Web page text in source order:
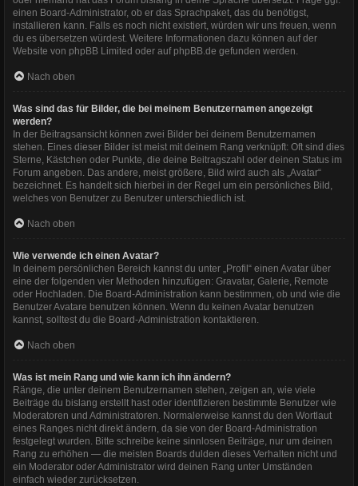
einen Board-Administrator, ob er das Sprachpaket, das du benötigst,
installieren kann. Falls es noch nicht existiert, würden wir uns freuen, wenn
du es übersetzen würdest. Weitere Informationen dazu können auf der
Website von phpBB Limited oder auf phpBB.de gefunden werden.
Nach oben
Was sind das für Bilder, die bei meinem Benutzernamen angezeigt
werden?
In der Beitragsansicht können zwei Bilder bei deinem Benutzernamen
stehen. Eines dieser Bilder ist meist mit deinem Rang verknüpft: Oft sind dies
Sterne, Kästchen oder Punkte, die deine Beitragszahl oder deinen Status im
Forum angeben. Das andere, meist größere, Bild wird auch als „Avatar“
bezeichnet. Es handelt sich hierbei in der Regel um ein persönliches Bild,
welches von Benutzer zu Benutzer unterschiedlich ist.
Nach oben
Wie verwende ich einen Avatar?
In deinem persönlichen Bereich kannst du unter „Profil“ einen Avatar über
eine der folgenden vier Methoden hinzufügen: Gravatar, Galerie, Remote
oder Hochladen. Die Board-Administration kann bestimmen, ob und wie die
Benutzer Avatare benutzen können. Wenn du keinen Avatar benutzen
kannst, solltest du die Board-Administration kontaktieren.
Nach oben
Was ist mein Rang und wie kann ich ihn ändern?
Ränge, die unter deinem Benutzernamen stehen, zeigen an, wie viele
Beiträge du bislang erstellt hast oder identifizieren bestimmte Benutzer wie
Moderatoren und Administratoren. Normalerweise kannst du den Wortlaut
eines Ranges nicht direkt ändern, da sie von der Board-Administration
festgelegt wurden. Bitte schreibe keine sinnlosen Beiträge, nur um deinen
Rang zu erhöhen — die meisten Boards dulden dieses Verhalten nicht und
ein Moderator oder Administrator wird deinen Rang unter Umständen
einfach wieder zurücksetzen.